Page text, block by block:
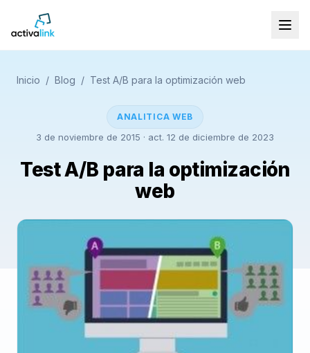
Inicio / Blog / Test A/B para la optimización web
ANALITICA WEB
3 de noviembre de 2015 · act. 12 de diciembre de 2023
Test A/B para la optimización
web